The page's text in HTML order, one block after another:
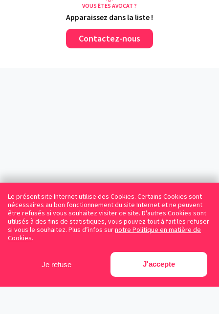
Le présent site Internet utilise des Cookies. Certains Cookies sont
nécessaires au bon fonctionnement du site Internet et ne peuvent
être refusés si vous souhaitez visiter ce site. D'autres Cookies sont
utilisés à des fins de statistiques, vous pouvez tout à fait les refuser
si vous le souhaitez. Plus d’infos surnotre Politique en matière de
Cookies.
Je refuse J'accepte
VOUS ÊTES AVOCAT ?
Apparaissez dans la liste !
Contactez-nous